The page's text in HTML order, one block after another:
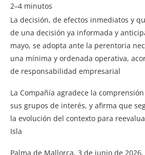
2–4 minutos
La decisión, de efectos inmediatos y
de una decisión ya informada y
mayo, se adopta ante la perentoria
una mínima y ordenada operativa,
de responsabilidad empresarial
La Compañía agradece la
sus grupos de interés, y afirma que
la evolución del contexto para
Isla
Palma de Mallorca, 3 de junio de